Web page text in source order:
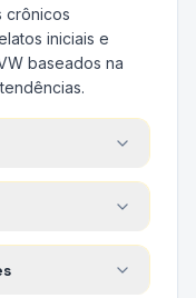
crônicos
iniciais e
baseados na